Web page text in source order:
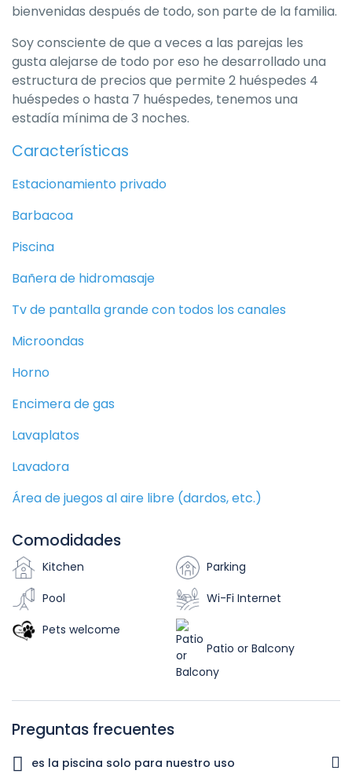
bienvenidas después de todo, son parte de la familia.
Soy consciente de que a veces a las parejas les
gusta alejarse de todo por eso he desarrollado una
estructura de precios que permite 2 huéspedes 4
huéspedes o hasta 7 huéspedes, tenemos una
estadía mínima de 3 noches.
Características
Estacionamiento privado
Barbacoa
Piscina
Bañera de hidromasaje
Tv de pantalla grande con todos los canales
Microondas
Horno
Encimera de gas
Lavaplatos
Lavadora
Área de juegos al aire libre (dardos, etc.)
Comodidades
Kitchen
Parking
Pool
Wi-Fi Internet
Pets welcome
Patio or Balcony
Preguntas frecuentes
es la piscina solo para nuestro uso